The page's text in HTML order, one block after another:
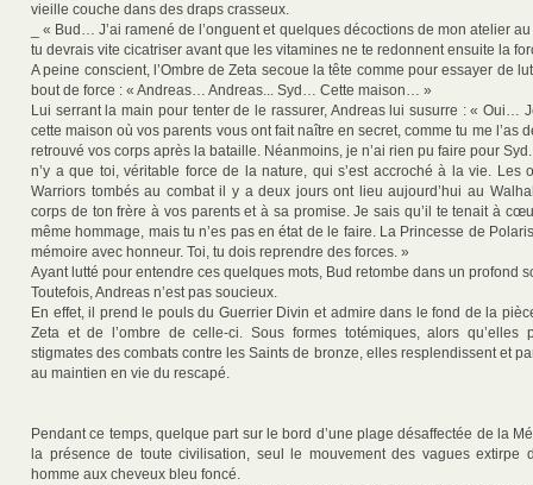
vieille couche dans des draps crasseux.
_ « Bud… J’ai ramené de l’onguent et quelques décoctions de mon atelier
tu devrais vite cicatriser avant que les vitamines ne te redonnent ensuite la
A peine conscient, l’Ombre de Zeta secoue la tête comme pour essayer de
bout de force : « Andreas… Andreas... Syd… Cette maison… »
Lui serrant la main pour tenter de le rassurer, Andreas lui susurre : « Oui…
cette maison où vos parents vous ont fait naître en secret, comme tu me l’as
retrouvé vos corps après la bataille. Néanmoins, je n’ai rien pu faire pour
n’y a que toi, véritable force de la nature, qui s’est accroché à la vie. Les
Warriors tombés au combat il y a deux jours ont lieu aujourd’hui au
corps de ton frère à vos parents et à sa promise. Je sais qu’il te tenait à
même hommage, mais tu n’es pas en état de le faire. La Princesse de
mémoire avec honneur. Toi, tu dois reprendre des forces. »
Ayant lutté pour entendre ces quelques mots, Bud retombe dans un profond
Toutefois, Andreas n’est pas soucieux.
En effet, il prend le pouls du Guerrier Divin et admire dans le fond de la
Zeta et de l’ombre de celle-ci. Sous formes totémiques, alors qu’elles
stigmates des combats contre les Saints de bronze, elles resplendissent et
au maintien en vie du rescapé.
Pendant ce temps, quelque part sur le bord d’une plage désaffectée de la
la présence de toute civilisation, seul le mouvement des vagues extirpe
homme aux cheveux bleu foncé.